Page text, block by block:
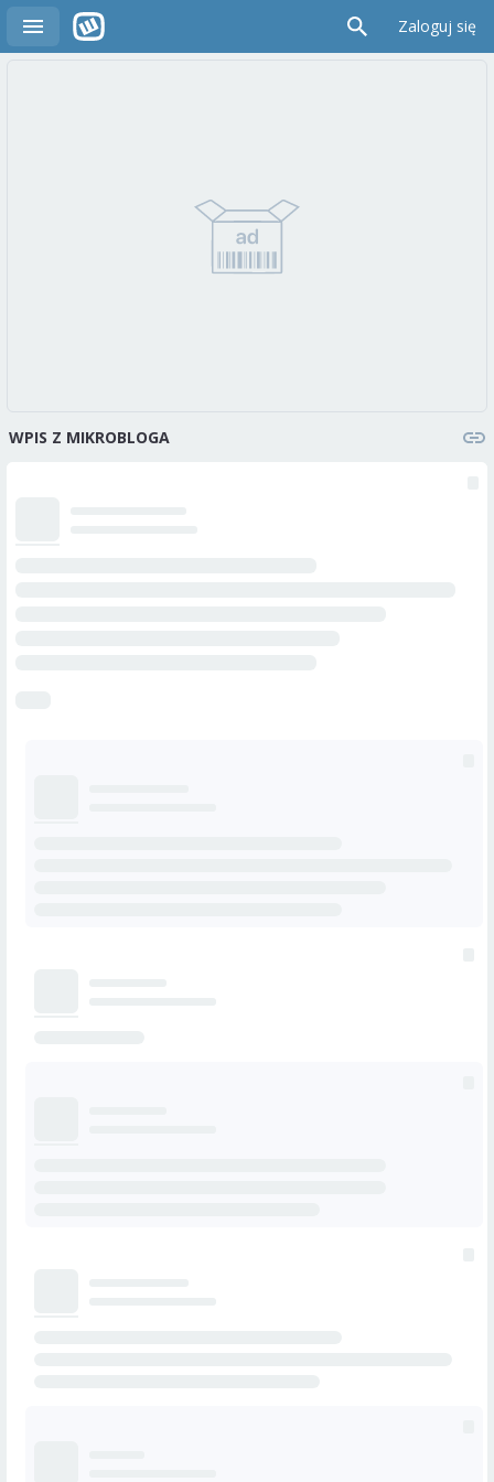
Zaloguj się
WPIS Z MIKROBLOGA